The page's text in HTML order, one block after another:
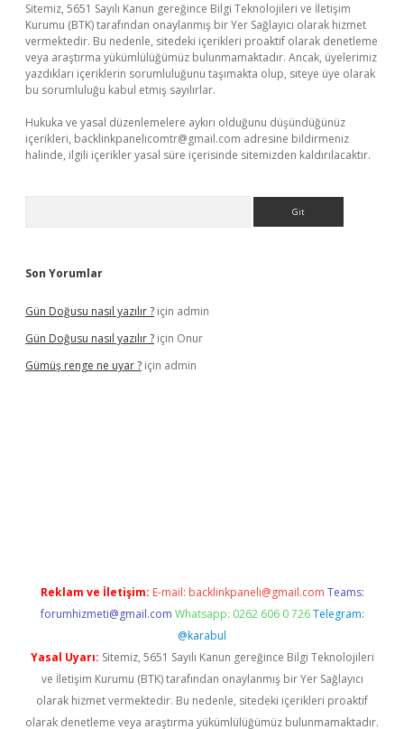
Sitemiz, 5651 Sayılı Kanun gereğince Bilgi Teknolojileri ve İletişim
Kurumu (BTK) tarafından onaylanmış bir Yer Sağlayıcı olarak hizmet
vermektedir. Bu nedenle, sitedeki içerikleri proaktif olarak denetleme
veya araştırma yükümlülüğümüz bulunmamaktadır. Ancak, üyelerimiz
yazdıkları içeriklerin sorumluluğunu taşımakta olup, siteye üye olarak
bu sorumluluğu kabul etmiş sayılırlar.
Hukuka ve yasal düzenlemelere aykırı olduğunu düşündüğünüz
içerikleri, backlinkpanelicomtr@gmail.com adresine bildirmeniz
halinde, ilgili içerikler yasal süre içerisinde sitemizden kaldırılacaktır.
Son Yorumlar
Gün Doğusu nasıl yazılır ? için admin
Gün Doğusu nasıl yazılır ? için Onur
Gümüş renge ne uyar ? için admin
Reklam ve İletişim: E-mail: backlinkpaneli@gmail.com Teams:
forumhizmeti@gmail.com Whatsapp: 0262 606 0 726 Telegram:
@karabul
Yasal Uyarı: Sitemiz, 5651 Sayılı Kanun gereğince Bilgi Teknolojileri
ve İletişim Kurumu (BTK) tarafından onaylanmış bir Yer Sağlayıcı
olarak hizmet vermektedir. Bu nedenle, sitedeki içerikleri proaktif
olarak denetleme veya araştırma yükümlülüğümüz bulunmamaktadır.